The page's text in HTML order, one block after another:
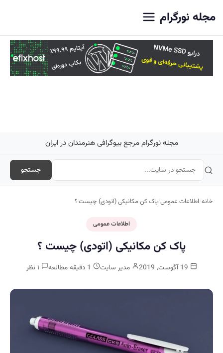
مجله نورگرام
مجله نورگرام مرجع بیوگرافی هنرمندان در ایران
جستجو
خانه/اطلاعات عمومی/پاک کن مکانیکی (اتودی) چیست ؟
اطلاعات عمومی
پاک کن مکانیکی (اتودی) چیست ؟
مدیر سایت